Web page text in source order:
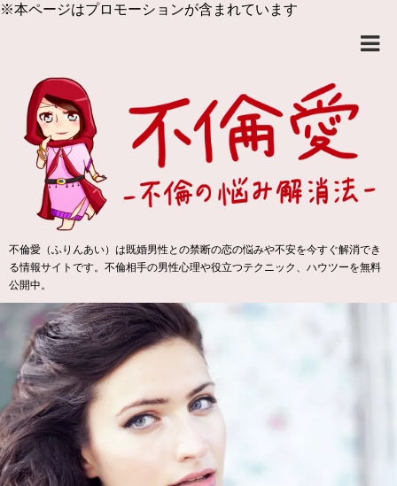
※本ページはプロモーションが含まれています
不倫愛（ふりんあい）は既婚男性との禁断の恋の悩みや不安を今すぐ解消でき
る情報サイトです。不倫相手の男性心理や役立つテクニック、ハウツーを無料
公開中。